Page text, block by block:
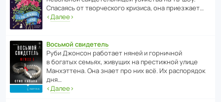
Спасаясь от твор­че­с­кого кризиса, она приезжает…
‹Далее›
Восьмой свидетель
Руби Джонсон рабо­тает няней и горни­чной
в богатых семьях, живущих на прес­ти­жной улице
Манх­эт­тена. Она знает про них всё. Их распо­рядок
дня…
‹Далее›